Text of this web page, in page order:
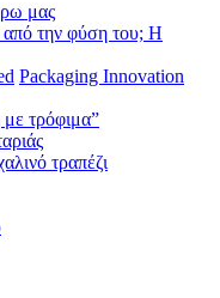
μας
την φύση του; Η
Packaging Innovation
τρόφιμα”
τραπέζι